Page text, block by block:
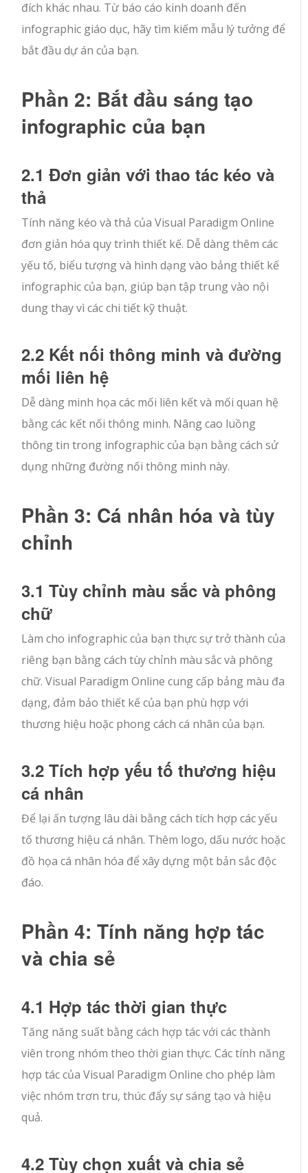
đích khác nhau. Từ báo cáo kinh doanh đến
infographic giáo dục, hãy tìm kiếm mẫu lý tưởng để
bắt đầu dự án của bạn.
Phần 2: Bắt đầu sáng tạo
infographic của bạn
2.1 Đơn giản với thao tác kéo và
thả
Tính năng kéo và thả của Visual Paradigm Online
đơn giản hóa quy trình thiết kế. Dễ dàng thêm các
yếu tố, biểu tượng và hình dạng vào bảng thiết kế
infographic của bạn, giúp bạn tập trung vào nội
dung thay vì các chi tiết kỹ thuật.
2.2 Kết nối thông minh và đường
mối liên hệ
Dễ dàng minh họa các mối liên kết và mối quan hệ
bằng các kết nối thông minh. Nâng cao luồng
thông tin trong infographic của bạn bằng cách sử
dụng những đường nối thông minh này.
Phần 3: Cá nhân hóa và tùy
chỉnh
3.1 Tùy chỉnh màu sắc và phông
chữ
Làm cho infographic của bạn thực sự trở thành của
riêng bạn bằng cách tùy chỉnh màu sắc và phông
chữ. Visual Paradigm Online cung cấp bảng màu đa
dạng, đảm bảo thiết kế của bạn phù hợp với
thương hiệu hoặc phong cách cá nhân của bạn.
3.2 Tích hợp yếu tố thương hiệu
cá nhân
Để lại ấn tượng lâu dài bằng cách tích hợp các yếu
tố thương hiệu cá nhân. Thêm logo, dấu nước hoặc
đồ họa cá nhân hóa để xây dựng một bản sắc độc
đáo.
Phần 4: Tính năng hợp tác
và chia sẻ
4.1 Hợp tác thời gian thực
Tăng năng suất bằng cách hợp tác với các thành
viên trong nhóm theo thời gian thực. Các tính năng
hợp tác của Visual Paradigm Online cho phép làm
việc nhóm trơn tru, thúc đẩy sự sáng tạo và hiệu
quả.
4.2 Tùy chọn xuất và chia sẻ